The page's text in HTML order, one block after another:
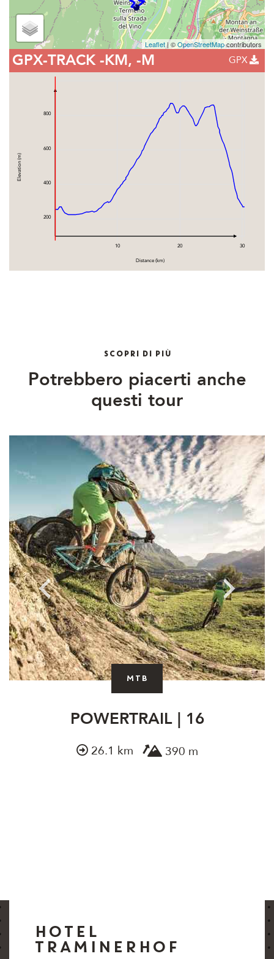
Leaflet| ©OpenStreetMapcontributors
GPX-TRACK-KM, -M GPX
200
400
600
800
10 20 30
Distance (km)
Elevation (m)
SCOPRI DI PIÙ
Potrebbero piacerti anche
questi tour
MTB
POWERTRAIL | 16
26.1 km 390 m
HOTEL
TRAMINERHOF